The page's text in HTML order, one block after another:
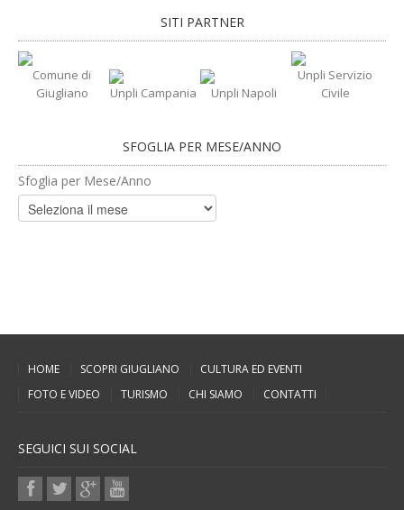
SITI PARTNER
Comune di
Giugliano
Unpli Campania Unpli Napoli
Unpli Servizio
Civile
SFOGLIA PER MESE/ANNO
Sfoglia per Mese/Anno
HOME SCOPRI GIUGLIANO
CULTURA ED EVENTI
FOTO E VIDEO
TURISMO CHI SIAMO CONTATTI
SEGUICI SUI SOCIAL